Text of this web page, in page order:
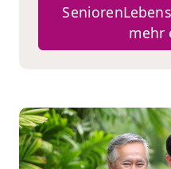
mehr